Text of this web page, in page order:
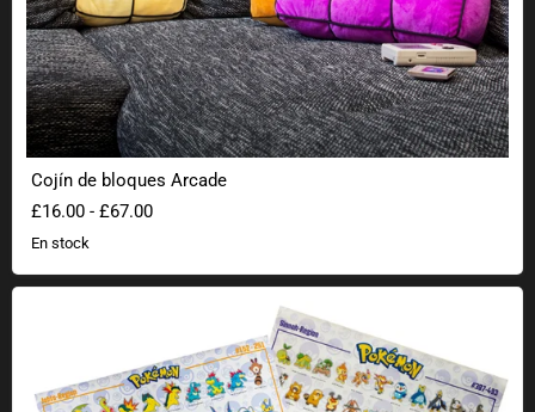
Cojín de bloques Arcade
£16.00 - £67.00
En stock